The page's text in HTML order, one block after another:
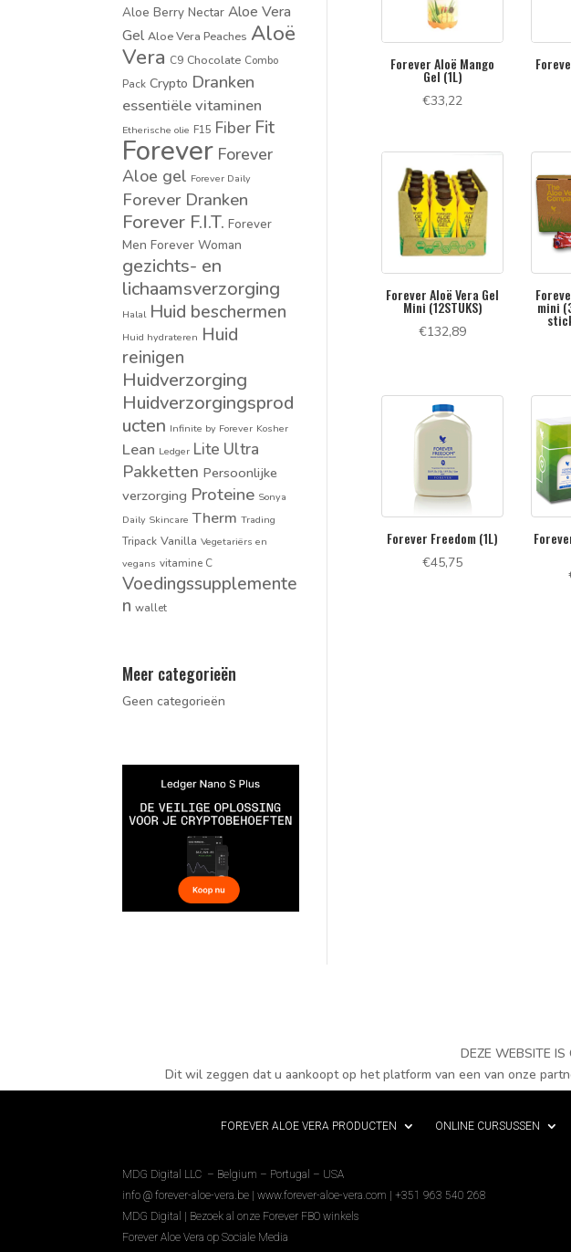
Aloe Berry Nectar Aloe Vera
Gel Aloe Vera Peaches Aloë
Vera C9 Chocolate Combo
Pack Crypto Dranken
essentiële vitaminen
Etherische olie F15 Fiber Fit
Forever Forever
Aloe gel Forever Daily
Forever Dranken
Forever F.I.T. Forever
Men Forever Woman
gezichts- en
lichaamsverzorging
Halal Huid beschermen
Huid hydrateren Huid
reinigen
Huidverzorging
Huidverzorgingsprod
ucten Infinite by Forever Kosher
Lean Ledger Lite Ultra
Pakketten Persoonlijke
verzorging Proteine Sonya
Daily Skincare Therm Trading
Tripack Vanilla Vegetariërs en
vegans vitamine C
Voedingssupplemente
n wallet
Meer categorieën
Geen categorieën
Forever Aloë Mango
Gel (1L)
€33,22
Forever Aloë Vera Gel
Mini (12STUKS)
€132,89
mini
Forever Freedom (1L)
€45,75
DEZE WEBSITE IS
Dit wil zeggen dat u aankoopt op het platform van een van onze
FOREVER ALOE VERA PRODUCTEN ONLINE CURSUSSEN
MDG Digital LLC – Belgium – Portugal – USA
info @ forever-aloe-vera.be |www.forever-aloe-vera.com | +351 963 540 268
MDG Digital
Bezoek al onze Forever FBO winkels
Forever Aloe Vera op Sociale Media